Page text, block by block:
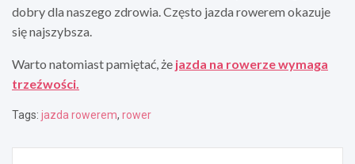
dobry dla naszego zdrowia. Często jazda rowerem okazuje
się najszybsza.
Warto natomiast pamiętać, że jazda na rowerze wymaga
trzeźwości.
Tags: jazda rowerem, rower